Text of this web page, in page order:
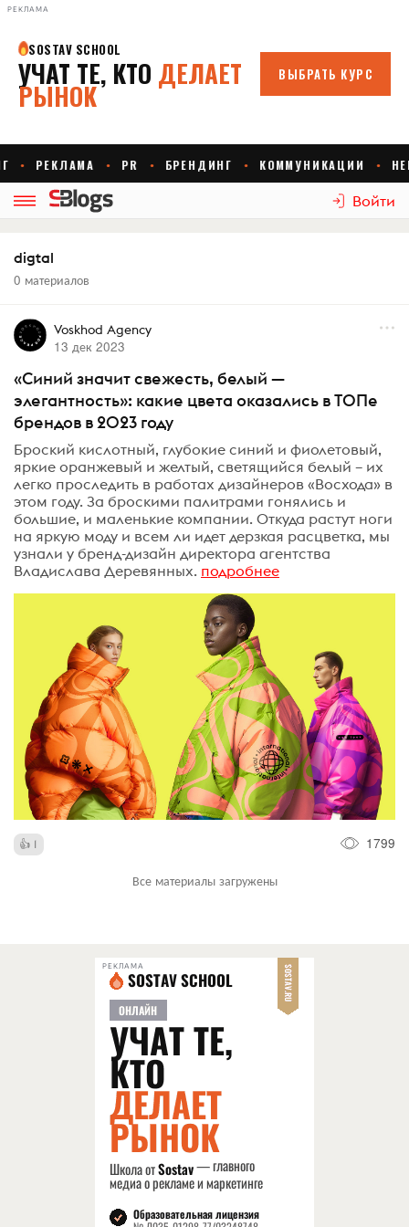
РЕКЛАМА
Войти
digtal
0 материалов
Voskhod Agency
13 дек 2023
«Синий значит свежесть, белый —
элегантность»: какие цвета оказались в ТОПе
брендов в 2023 году
Броский кислотный, глубокие синий и фиолетовый,
яркие оранжевый и желтый, светящийся белый – их
легко проследить в работах дизайнеров «Восхода» в
этом году. За броскими палитрами гонялись и
большие, и маленькие компании. Откуда растут ноги
на яркую моду и всем ли идет дерзкая расцветка, мы
узнали у бренд-дизайн директора агентства
Владислава Деревянных. подробнее
1 1799
Все материалы загружены
РЕКЛАМА